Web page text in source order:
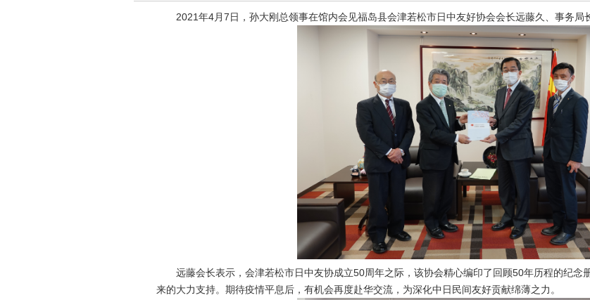
2021年4月7日，孙大刚总领事在馆内会见福岛县会津若松市日中友好协会会长远藤久、事务局
远藤会长表示，会津若松市日中友协成立50周年之际，该协会精心编印了回顾50年历程的纪念
来的大力支持。期待疫情平息后，有机会再度赴华交流，为深化中日民间友好贡献绵薄之力。